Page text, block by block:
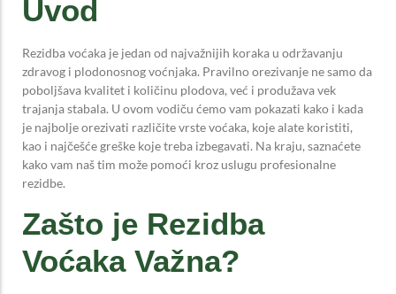
Uvod
Rezidba voćaka je jedan od najvažnijih koraka u održavanju
zdravog i plodonosnog voćnjaka. Pravilno orezivanje ne samo da
poboljšava kvalitet i količinu plodova, već i produžava vek
trajanja stabala. U ovom vodiču ćemo vam pokazati kako i kada
je najbolje orezivati različite vrste voćaka, koje alate koristiti,
kao i najčešće greške koje treba izbegavati. Na kraju, saznaćete
kako vam naš tim može pomoći kroz uslugu profesionalne
rezidbe.
Zašto je Rezidba
Voćaka Važna?